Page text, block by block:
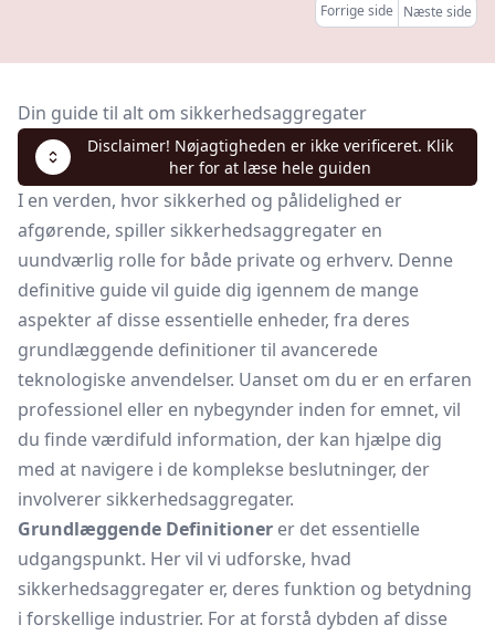
Forrige side Næste side
Din guide til alt om sikkerhedsaggregater
Disclaimer! Nøjagtigheden er ikke verificeret. Klik
her for at læse hele guiden
I en verden, hvor sikkerhed og pålidelighed er
afgørende, spiller sikkerhedsaggregater en
uundværlig rolle for både private og erhverv. Denne
definitive guide vil guide dig igennem de mange
aspekter af disse essentielle enheder, fra deres
grundlæggende definitioner til avancerede
teknologiske anvendelser. Uanset om du er en erfaren
professionel eller en nybegynder inden for emnet, vil
du finde værdifuld information, der kan hjælpe dig
med at navigere i de komplekse beslutninger, der
involverer sikkerhedsaggregater.
Grundlæggende Definitioner er det essentielle
udgangspunkt. Her vil vi udforske, hvad
sikkerhedsaggregater er, deres funktion og betydning
i forskellige industrier. For at forstå dybden af disse